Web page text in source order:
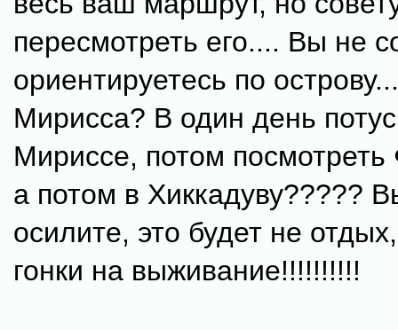
пересмотреть его.... Вы не
ориентируетесь по
Мирисса? В один день
Мириссе, потом посмотреть
а потом в Хиккадуву?????
осилите, это будет не
гонки на выживание!!!!!!!!!!